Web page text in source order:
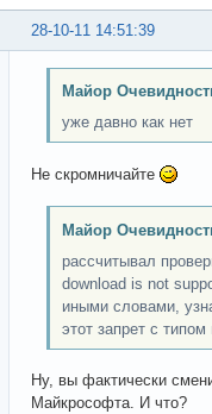
28-10-11 14:51:39
Майор
уже давно как нет
Не скромничайте
Майор
рассчитывал
download is not
иными словами,
этот запрет с
Ну, вы фактически
Майкрософта. И что?